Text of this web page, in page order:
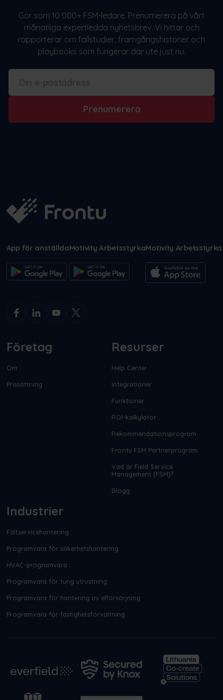
Gör som 10 000+ FSM-ledare. Prenumerera på vårt
månatliga expertledda nyhetsbrev. Vi hittar och
rapporterar om fallstudier, framgångshistorier och
playbooks som fungerar där ute just nu.
Prenumerera
App för anställdaMotivity ArbetsstyrkaMotivity Arbetsstyrka
Företag
Om
Prissättning
Resurser
Help Center
Integrationer
Funktioner
ROI-kalkylator
Rekommendationsprogram
Frontu FSM Partnerprogram
Vad är Field Service
Management (FSM)?
Blogg
Industrier
Fältservicehantering
Programvara för säkerhetshantering
HVAC-programvara
Programvara för tung utrustning
Programvara för hantering av elförsörjning
Programvara för fastighetsförvaltning